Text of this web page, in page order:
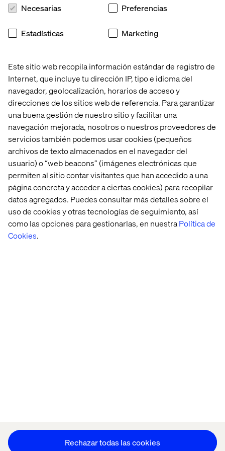
Este sitio web recopila información estándar de registro de
Internet, que incluye tu dirección IP, tipo e idioma del
navegador, geolocalización, horarios de acceso y
direcciones de los sitios web de referencia. Para garantizar
una buena gestión de nuestro sitio y facilitar una
navegación mejorada, nosotros o nuestros proveedores de
servicios también podemos usar cookies (pequeños
archivos de texto almacenados en el navegador del
usuario) o “web beacons” (imágenes electrónicas que
permiten al sitio contar visitantes que han accedido a una
página concreta y acceder a ciertas cookies) para recopilar
datos agregados. Puedes consultar más detalles sobre el
uso de cookies y otras tecnologías de seguimiento, así
como las opciones para gestionarlas, en nuestraPolítica de
Cookies.
Necesarias Preferencias
Estadísticas Marketing
Rechazar todas las cookies
Experiencia Única:
Sumérgete en conocimiento con
experiencia, innovación y conocimientos. Además,
experto.
¡Regístrate ahora para asegurar tu lugar y no pierdas la
oportunidad de ser parte de esta experiencia
transformadora!
Te esperamos en el evento,​
Valtech